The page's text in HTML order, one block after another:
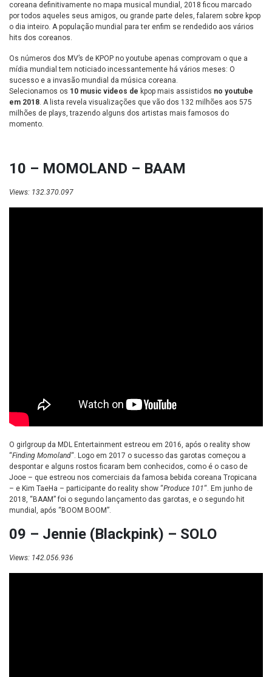
coreana definitivamente no mapa musical mundial, 2018 ficou marcado
por todos aqueles seus amigos, ou grande parte deles, falarem sobre kpop
o dia inteiro. A população mundial para ter enfim se rendedido aos vários
hits dos coreanos.
Os números dos MV’s de KPOP no youtube apenas comprovam o que a
mídia mundial tem noticiado incessantemente há vários meses: O
sucesso e a invasão mundial da música coreana.
Selecionamos os 10 music videos de kpop mais assistidos no youtube
em 2018. A lista revela visualizações que vão dos 132 milhões aos 575
milhões de plays, trazendo alguns dos artistas mais famosos do
momento.
10 – MOMOLAND – BAAM
Views: 132.370.097
O girlgroup da MDL Entertainment estreou em 2016, após o reality show
“Finding Momoland“. Logo em 2017 o sucesso das garotas começou a
despontar e alguns rostos ficaram bem conhecidos, como é o caso de
Jooe – que estreou nos comerciais da famosa bebida coreana Tropicana
– e Kim TaeHa – participante do reality show “Produce 101“. Em junho de
2018, “BAAM” foi o segundo lançamento das garotas, e o segundo hit
mundial, após “BOOM BOOM”.
09 – Jennie (Blackpink) – SOLO
Views: 142.056.936